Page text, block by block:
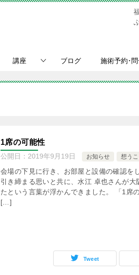
講座 ブログ 施術予約･
1席の可能性
公開日： 2019年9月19日 お知らせ 想うこ
会場の下見に行き、お部屋と設備の確認を
引き締まる思いと共に、水江 卓也さんが
たという言葉が浮かんできました。 「1席
[…]
Tweet